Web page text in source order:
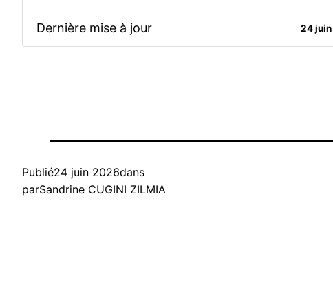
Dernière mise à jour 24
Publié24 juin 2026dans
parSandrine CUGINI ZILMIA